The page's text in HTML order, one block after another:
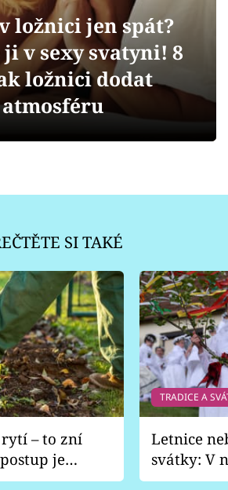
ložnici jen spát?
v sexy svatyni! 8
ložnici dodat
SI TAKÉ
rytí – to zní
je
některé
TRADICE A
Letnice
svátky: V
pondělí